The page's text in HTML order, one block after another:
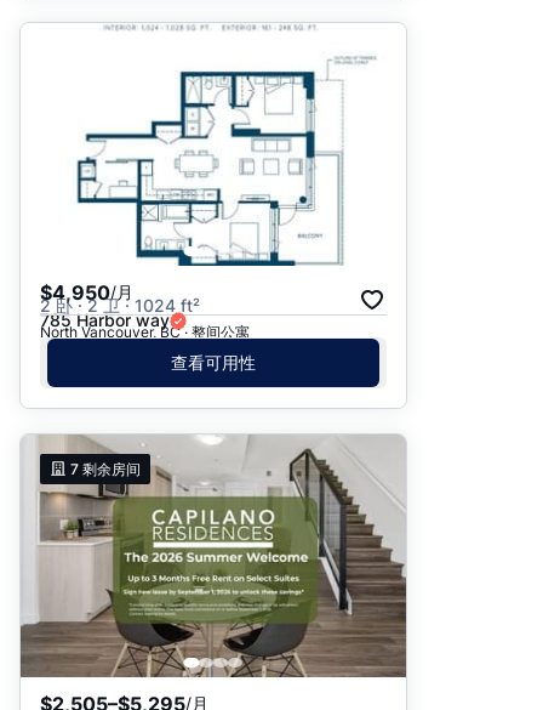
$4,950/月
2 卧 · 2 卫 · 1024 ft²
785 Harbor way
North Vancouver, BC · 整间公寓
查看可用性
7 剩余房间
$2,505–$5,295/月